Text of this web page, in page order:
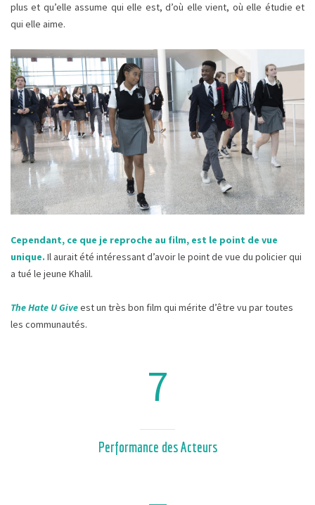
plus et qu’elle assume qui elle est, d’où elle vient, où elle étudie et
qui elle aime.
Cependant, ce que je reproche au film, est le point de vue
unique. Il aurait été intéressant d’avoir le point de vue du policier qui
a tué le jeune Khalil.
The Hate U Giveest un très bon film qui mérite d’être vu par toutes
les communautés.
7
Performance des Acteurs